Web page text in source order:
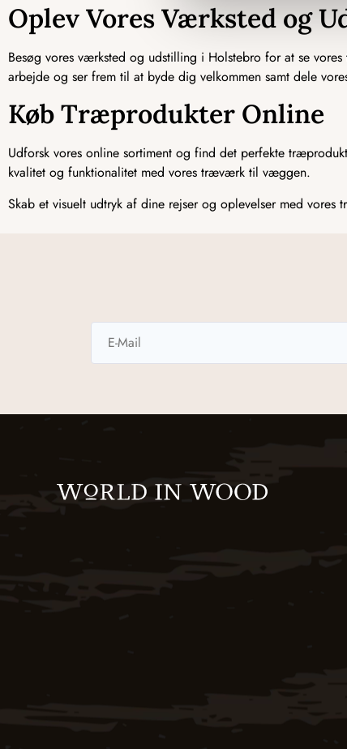
Oplev Vores Værksted og
Besøg vores værksted og udstilling i Holstebro for at se
arbejde og ser frem til at byde dig velkommen samt dele
Køb Træprodukter Online
Udforsk vores online sortiment og find det perfekte
kvalitet og funktionalitet med vores træværk til væggen.
Skab et visuelt udtryk af dine rejser og oplevelser med